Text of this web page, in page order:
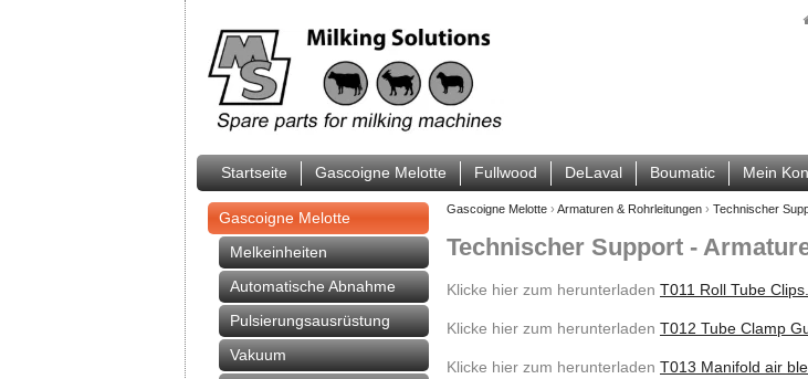
Startseite Gascoigne Melotte Fullwood DeLaval Boumatic Mein
Gascoigne Melotte
Melkeinheiten
Automatische Abnahme
Pulsierungsausrüstung
Vakuum
Gascoigne Melotte › Armaturen & Rohrleitungen › Technischer
Technischer Support -
Klicke hier zum herunterladen T011 Roll Tube
Klicke hier zum herunterladen T012 Tube Clamp
Klicke hier zum herunterladen T013 Manifold air